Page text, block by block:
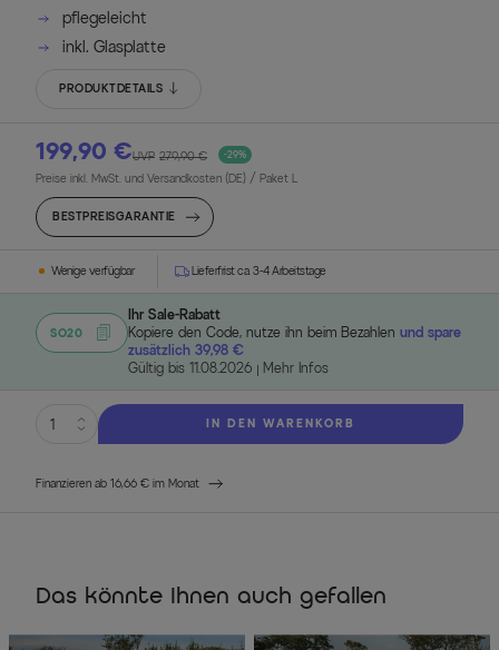
pflegeleicht
inkl. Glasplatte
PRODUKTDETAILS
199,90 € -29%
UVP 279,90 €
Preise inkl. MwSt. und Versandkosten (DE) / Paket L
BESTPREISGARANTIE
Wenige verfügbar Lieferfrist ca. 3-4 Arbeitstage
SO20
Ihr Sale-Rabatt
Kopiere den Code, nutze ihn beim Bezahlen und spare
zusätzlich 39,98 €
Gültig bis 11.08.2026
Mehr Infos
IN DEN WARENKORB
Finanzieren ab 16,66 € im Monat
Das könnte Ihnen auch gefallen